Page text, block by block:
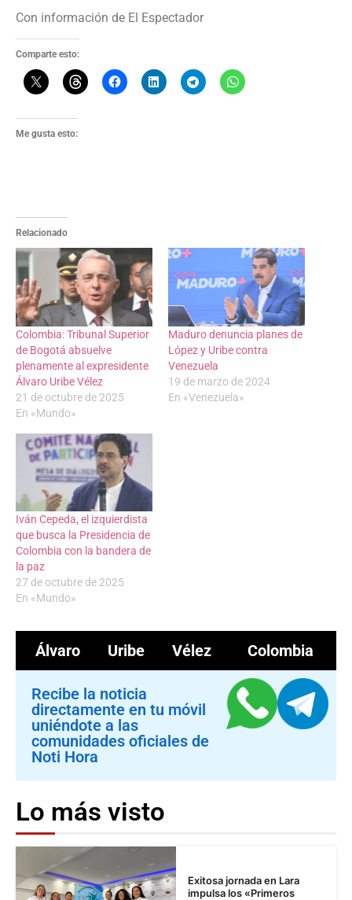
Con información de El Espectador
Comparte esto:
Me gusta esto:
Relacionado
Colombia: Tribunal Superior
de Bogotá absuelve
plenamente al expresidente
Álvaro Uribe Vélez
21 de octubre de 2025
En «Mundo»
Maduro denuncia planes de
López y Uribe contra
Venezuela
19 de marzo de 2024
En «Venezuela»
Iván Cepeda, el izquierdista
que busca la Presidencia de
Colombia con la bandera de
la paz
27 de octubre de 2025
En «Mundo»
Álvaro Uribe Vélez Colombia
Recibe la noticia
directamente en tu móvil
uniéndote a las
comunidades oficiales de
Noti Hora
Lo más visto
Exitosa jornada en Lara
impulsa los «Primeros